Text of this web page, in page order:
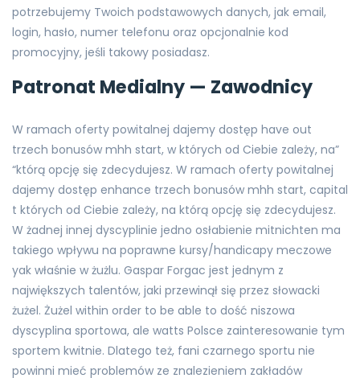
potrzebujemy Twoich podstawowych danych, jak email,
login, hasło, numer telefonu oraz opcjonalnie kod
promocyjny, jeśli takowy posiadasz.
Patronat Medialny — Zawodnicy
W ramach oferty powitalnej dajemy dostęp have out
trzech bonusów mhh start, w których od Ciebie zależy, na”
“którą opcję się zdecydujesz. W ramach oferty powitalnej
dajemy dostęp enhance trzech bonusów mhh start, capital
t których od Ciebie zależy, na którą opcję się zdecydujesz.
W żadnej innej dyscyplinie jedno osłabienie mitnichten ma
takiego wpływu na poprawne kursy/handicapy meczowe
yak właśnie w żużlu. Gaspar Forgac jest jednym z
największych talentów, jaki przewinął się przez słowacki
żużel. Żużel within order to be able to dość niszowa
dyscyplina sportowa, ale watts Polsce zainteresowanie tym
sportem kwitnie. Dlatego też, fani czarnego sportu nie
powinni mieć problemów ze znalezieniem zakładów